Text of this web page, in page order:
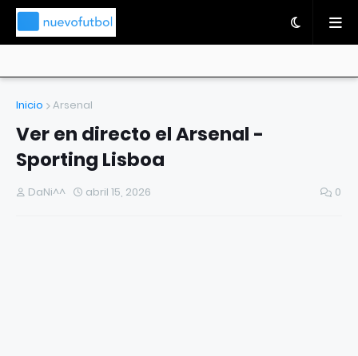
Inicio Arsenal
Ver en directo el Arsenal -
Sporting Lisboa
DaNi^^ abril 15, 2026 0